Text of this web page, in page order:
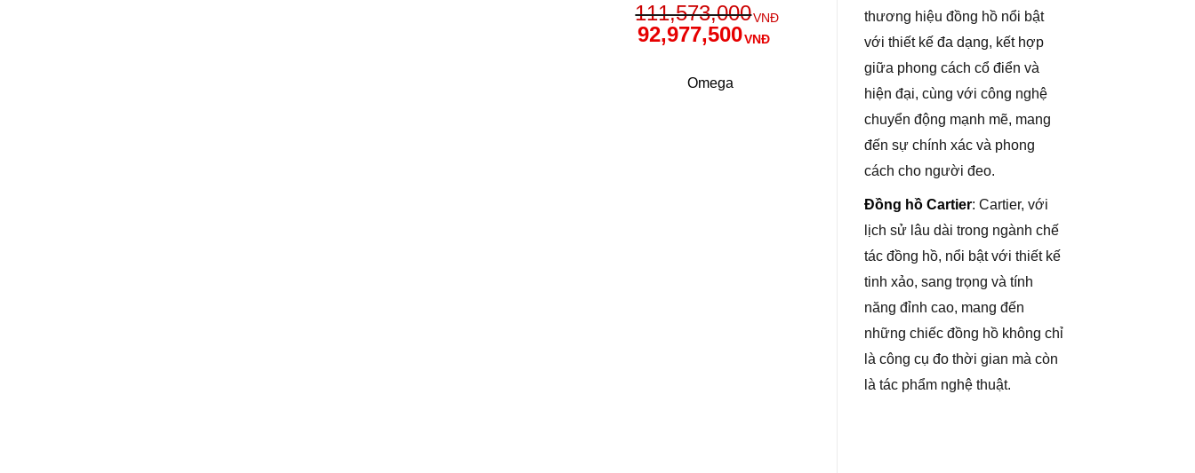
111,573,000VNĐ
92,977,500VNĐ
Omega
thương hiệu đồng hồ nổi bật
với thiết kế đa dạng, kết hợp
giữa phong cách cổ điển và
hiện đại, cùng với công nghệ
chuyển động mạnh mẽ, mang
đến sự chính xác và phong
cách cho người đeo.
Đồng hồ Cartier: Cartier, với
lịch sử lâu dài trong ngành chế
tác đồng hồ, nổi bật với thiết kế
tinh xảo, sang trọng và tính
năng đỉnh cao, mang đến
những chiếc đồng hồ không chỉ
là công cụ đo thời gian mà còn
là tác phẩm nghệ thuật.